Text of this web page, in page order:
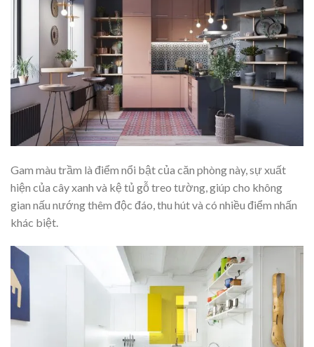
Gam màu trầm là điểm nổi bật của căn phòng này, sự xuất
hiện của cây xanh và kệ tủ gỗ treo tường, giúp cho không
gian nấu nướng thêm độc đáo, thu hút và có nhiều điểm nhấn
khác biệt.